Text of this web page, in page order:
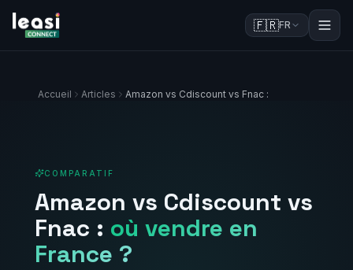
🇫🇷FR
Accueil Articles Amazon vs Cdiscount vs Fnac :
COMPARATIF
Amazon vs Cdiscount vs
Fnac : où vendre en
France ?